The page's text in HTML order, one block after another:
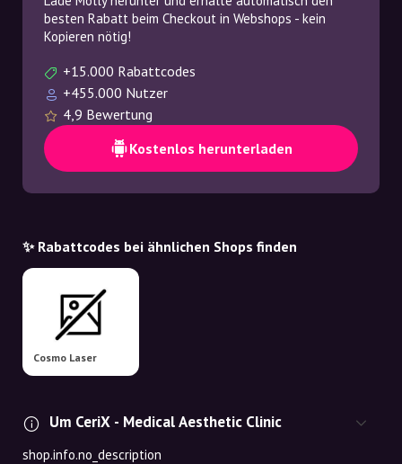
besten Rabatt beim Checkout in Webshops - kein
Kopieren nötig!
+15.000 Rabattcodes
+455.000 Nutzer
4,9 Bewertung
Kostenlos herunterladen
✨ Rabattcodes bei ähnlichen Shops finden
Cosmo Laser
Um CeriX - Medical Aesthetic Clinic
shop.info.no_description